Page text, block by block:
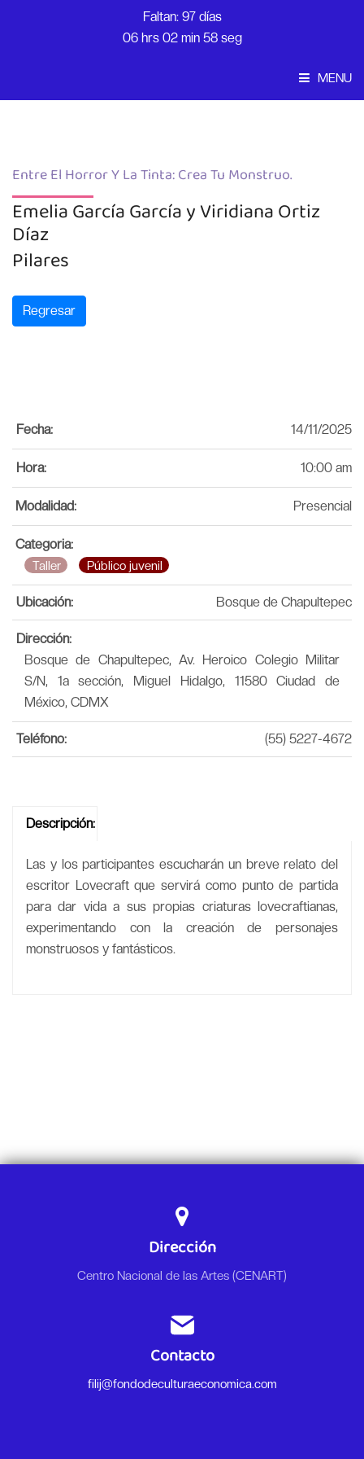
Faltan: 97 días
06 hrs 02 min 58 seg
MENU
Inicio
Entre El Horror Y La Tinta: Crea Tu Monstruo.
Emelia García García y Viridiana Ortiz
Díaz
Pilares
Regresar
Fecha: 14/11/2025
Hora: 10:00 am
Modalidad: Presencial
Categoria:
Taller Público juvenil
Ubicación: Bosque de Chapultepec
Dirección:
Bosque de Chapultepec, Av. Heroico Colegio Militar
S/N, 1a sección, Miguel Hidalgo, 11580 Ciudad de
México, CDMX
Teléfono: (55) 5227-4672
Descripción:
Las y los participantes escucharán un breve relato del
escritor Lovecraft que servirá como punto de partida
para dar vida a sus propias criaturas lovecraftianas,
experimentando con la creación de personajes
monstruosos y fantásticos.
Dirección
Centro Nacional de las Artes (CENART)
Contacto
filij@fondodeculturaeconomica.com